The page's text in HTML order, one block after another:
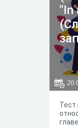
"In
Тест